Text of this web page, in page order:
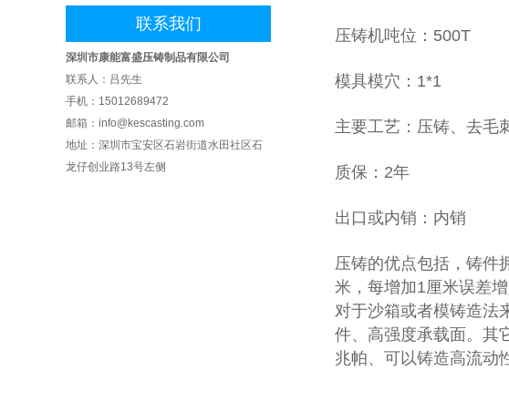
联系我们
深圳市康能富盛压铸制品有限公司
联系人：吕先生
手机：15012689472
邮箱：info@kescasting.com
地址：深圳市宝安区石岩街道水田社区 石
龙仔创业路13号左侧
压铸机吨位：500T
模具模穴：1*1
主要工艺：压铸、去毛
质保：2年
出口或内销：内销
压铸的优点包括，铸件
米，每增加1厘米误差
对于沙箱或者模铸造法
件、高强度承载面。其
兆帕、可以铸造高流动